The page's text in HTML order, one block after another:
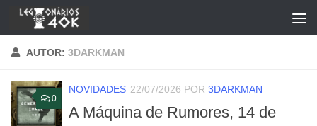
Skip to content
AUTOR: 3DARKMAN
0
NOVIDADES 22/07/2026 POR 3DARKMAN
A Máquina de Rumores, 14 de